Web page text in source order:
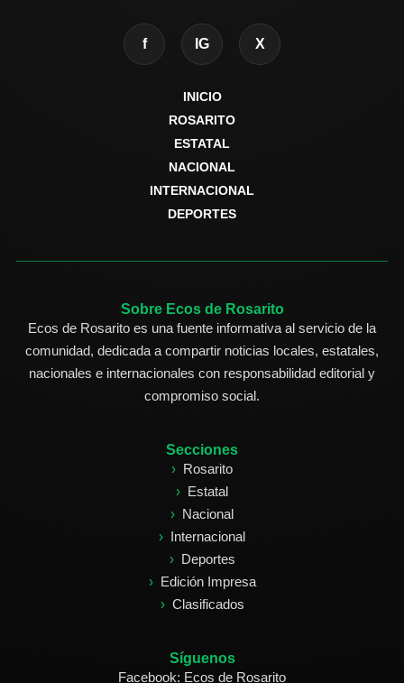
f IG X
INICIO
ROSARITO
ESTATAL
NACIONAL
INTERNACIONAL
DEPORTES
Sobre Ecos de Rosarito
Ecos de Rosarito es una fuente informativa al servicio de la
comunidad, dedicada a compartir noticias locales, estatales,
nacionales e internacionales con responsabilidad editorial y
compromiso social.
Secciones
Rosarito
Estatal
Nacional
Internacional
Deportes
Edición Impresa
Clasificados
Síguenos
Facebook: Ecos de Rosarito